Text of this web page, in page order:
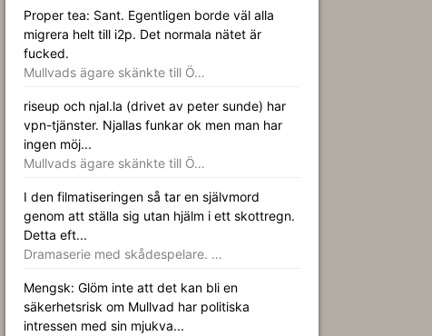
Proper tea: Sant. Egentligen borde väl alla
migrera helt till i2p. Det normala nätet är
fucked.
Mullvads ägare skänkte till Ö…
riseup och njal.la (drivet av peter sunde) har
vpn-tjänster. Njallas funkar ok men man har
ingen möj...
Mullvads ägare skänkte till Ö…
I den filmatiseringen så tar en självmord
genom att ställa sig utan hjälm i ett skottregn.
Detta eft...
Dramaserie med skådespelare. …
Mengsk: Glöm inte att det kan bli en
säkerhetsrisk om Mullvad har politiska
intressen med sin mjukva...